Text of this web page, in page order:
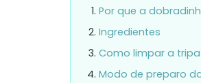
Por que a
Ingredientes
Como limpar a
Modo de preparo